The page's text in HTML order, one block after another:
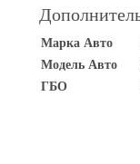
Марка Авто
Модель Авто
ГБО